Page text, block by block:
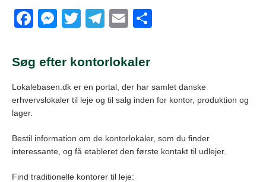
F
c
e
b
o
k
M
ss
n
er
T
tt
T
e
a
E
ail
Søg efter kontorlokaler
Lokalebasen.dk er en portal, der har samlet danske
erhvervslokaler til leje og til salg inden for kontor, produktion og
lager.
Bestil information om de kontorlokaler, som du finder
interessante, og få etableret den første kontakt til udlejer.
Find traditionelle kontorer til leje: